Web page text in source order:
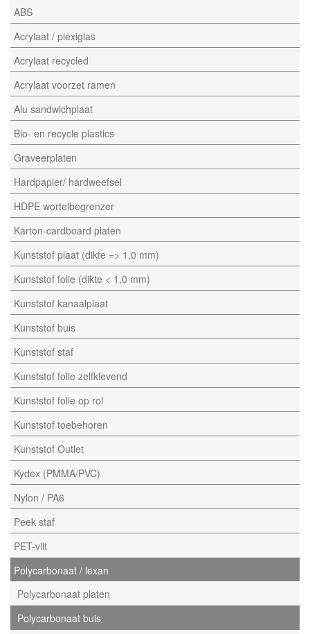
ABS
Acrylaat / plexiglas
Acrylaat recycled
Acrylaat voorzet ramen
Alu sandwichplaat
Bio- en recycle plastics
Graveerplaten
Hardpapier/ hardweefsel
HDPE wortelbegrenzer
Karton-cardboard platen
Kunststof plaat (dikte => 1,0 mm)
Kunststof folie (dikte < 1,0 mm)
Kunststof kanaalplaat
Kunststof buis
Kunststof staf
Kunststof folie zelfklevend
Kunststof folie op rol
Kunststof toebehoren
Kunststof Outlet
Kydex (PMMA/PVC)
Nylon / PA6
Peek staf
PET-vilt
Polycarbonaat / lexan
Polycarbonaat platen
Polycarbonaat buis